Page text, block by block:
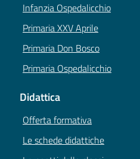
Infanzia Ospedalicchio
Primaria XXV Aprile
Primaria Don Bosco
Primaria Ospedalicchio
Didattica
Offerta formativa
Le schede didattiche